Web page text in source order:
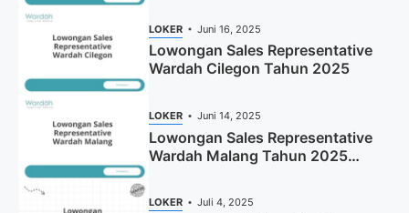
LOKER Juni 16, 2025
Lowongan Sales Representative
Wardah Cilegon Tahun 2025
LOKER Juni 14, 2025
Lowongan Sales Representative
Wardah Malang Tahun 2025
LOKER Juli 4, 2025